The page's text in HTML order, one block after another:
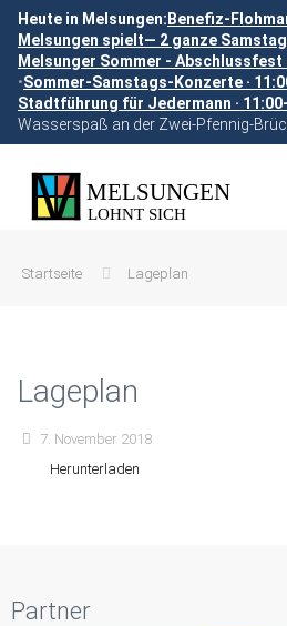
Heute in Melsungen: Benefiz-
Melsungen spielt— 2 ganze
Melsunger Sommer -
•Sommer-Samstags-Konzerte ·
Stadtführung für Jedermann ·
Wasserspaß an der Zwei-Pfennig-
Startseite Lageplan
Lageplan
7. November 2018
Herunterladen
Partner